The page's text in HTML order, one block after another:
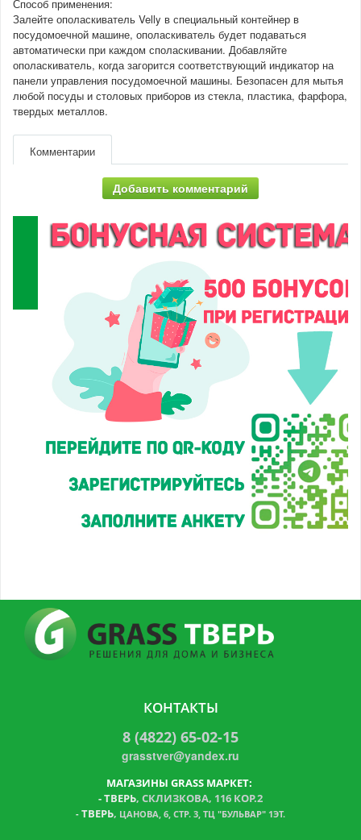
Способ применения:
Залейте ополаскиватель Velly в специальный контейнер в
посудомоечной машине, ополаскиватель будет подаваться
автоматически при каждом споласкивании. Добавляйте
ополаскиватель, когда загорится соответствующий индикатор на
панели управления посудомоечной машины. Безопасен для мытья
любой посуды и столовых приборов из стекла, пластика, фарфора,
твердых металлов.
Комментарии
Добавить комментарий
КОНТАКТЫ
8 (4822) 65-02-15
grasstver@yandex.ru
МАГАЗИНЫ GRASS МАРКЕТ:
-ТВЕРЬ, СКЛИЗКОВА, 116 КОР.2
- ТВЕРЬ, ЦАНОВА, 6, СТР. 3, ТЦ "БУЛЬВАР" 1ЭТ.